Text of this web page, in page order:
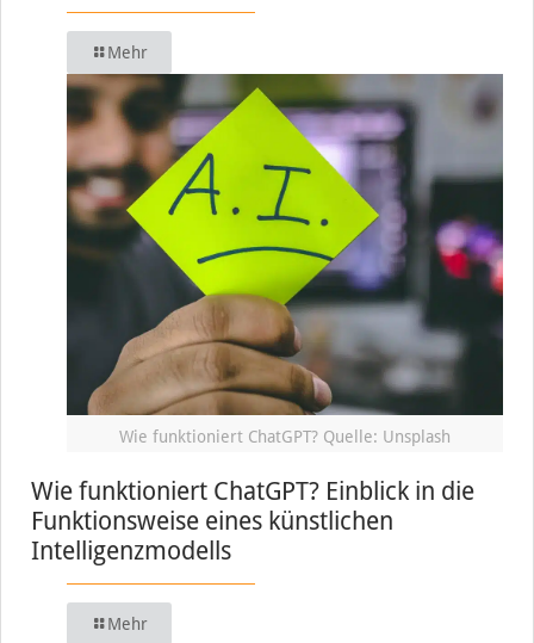
Mehr
Wie funktioniert ChatGPT? Quelle: Unsplash
Wie funktioniert ChatGPT? Einblick in die
Funktionsweise eines künstlichen
Intelligenzmodells
Mehr